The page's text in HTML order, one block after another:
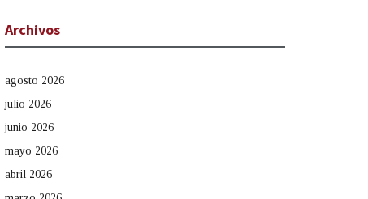
Archivos
agosto 2026
julio 2026
junio 2026
mayo 2026
abril 2026